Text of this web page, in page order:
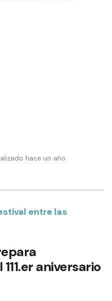
hace un año
entre las
aniversario